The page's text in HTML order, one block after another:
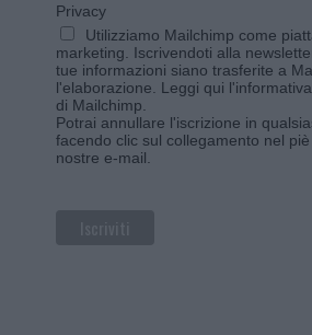
Privacy
Utilizziamo Mailchimp come
marketing. Iscrivendoti alla
tue informazioni siano trasferite a
l'elaborazione. Leggi qui
di Mailchimp
Potrai annullare l'iscrizione in
facendo clic sul collegamento nel
nostre e-mail.